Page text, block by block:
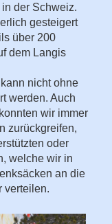
der Schweiz.
gesteigert
über 200
dem Langis
nicht ohne
werden. Auch
wir immer
zurückgreifen,
oder
welche wir in
an die
verteilen.